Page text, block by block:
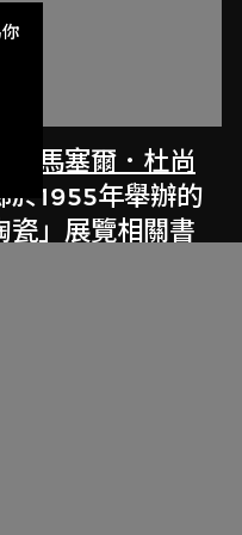
馬塞爾．杜尚
於1955年舉辦的
瓷」展覽相關書